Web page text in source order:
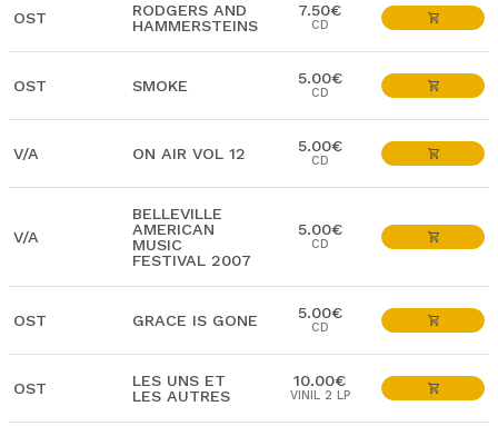
OST
RODGERS AND
HAMMERSTEINS
7.50€
CD
OST SMOKE 5.00€
CD
V/A ON AIR VOL 12 5.00€
CD
V/A
BELLEVILLE
AMERICAN
MUSIC
FESTIVAL 2007
5.00€
CD
OST GRACE IS GONE 5.00€
CD
OST
LES UNS ET
LES AUTRES
10.00€
VINIL 2 LP